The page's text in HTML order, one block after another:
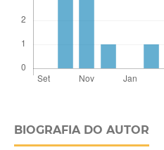
BIOGRAFIA DO AUTOR